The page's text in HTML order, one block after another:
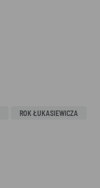
ROK ŁUKASIEWICZA